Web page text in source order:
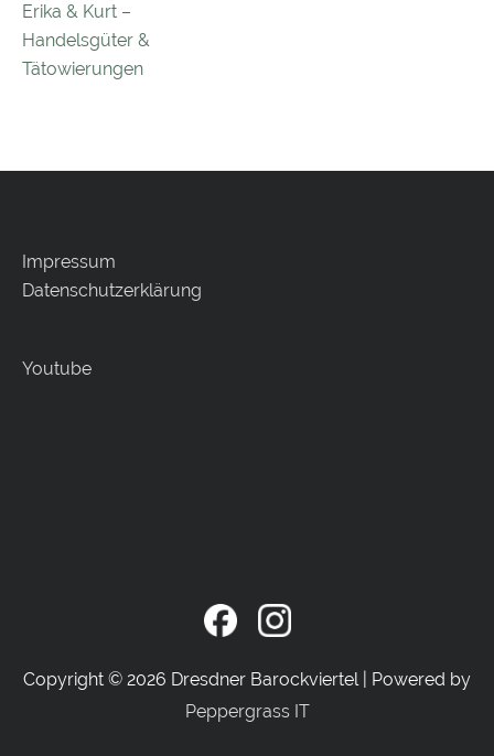
Erika & Kurt –
Handelsgüter &
Tätowierungen
Impressum
Datenschutzerklärung
Youtube
Copyright © 2026 Dresdner Barockviertel | Powered by
Peppergrass IT